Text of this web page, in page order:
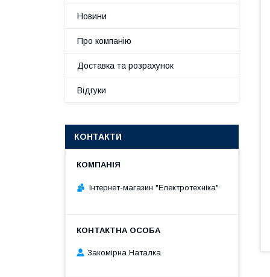
Новини
Про компанію
Доставка та розрахунок
Відгуки
КОНТАКТИ
Інтернет-магазин "Електротехніка"
Закомірна Наталка